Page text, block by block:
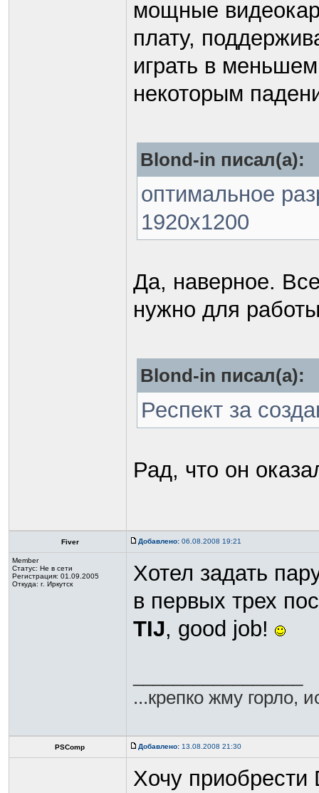
мощные
плату,
играть в
некоторым
Blond-in писал(а):
оптимальное
1920х1200
Да, наверное.
нужно для
Blond-in писал(а):
Респект за
Рад, что он
Fiver Добавлено: 06.08.2008 19:21
Member
Статус: Не в сети
Регистрация: 01.09.2005
Откуда: г. Иркутск
Хотел задать
в первых трех
TIJ, good job!
...крепко жму горло,
PSComp Добавлено: 13.08.2008 21:30
Хочу приобрести